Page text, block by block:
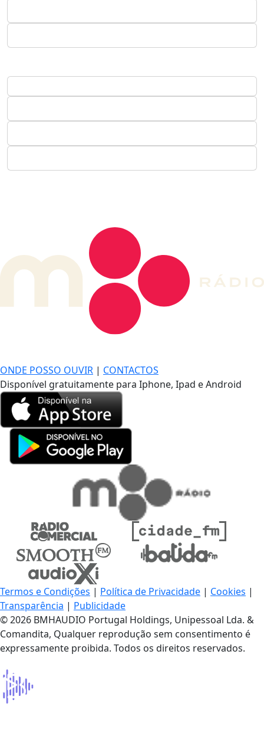
ONDE POSSO OUVIR | CONTACTOS
Disponível gratuitamente para Iphone, Ipad e Android
Termos e Condições | Política de Privacidade | Cookies |
Transparência | Publicidade
© 2026 BMHAUDIO Portugal Holdings, Unipessoal Lda. &
Comandita, Qualquer reprodução sem consentimento é
expressamente proibida. Todos os direitos reservados.